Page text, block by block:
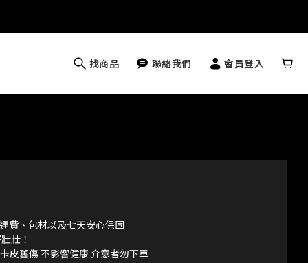
找商品 聯絡我們 會員登入
費、包材以及七天安心保固
壯！
皮舊傷 不影響健康 介意者勿下單